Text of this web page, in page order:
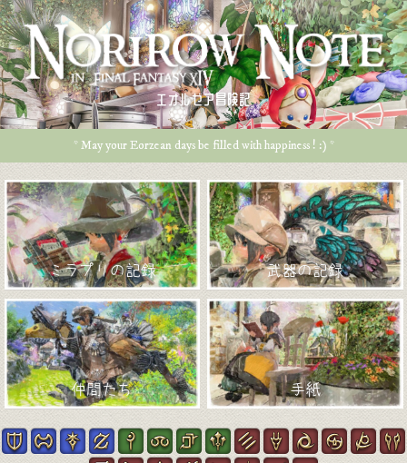
エオルゼア冒険記
* May your Eorzean days be filled with happiness ! :) *
ミラプリの記録 武器の記録
仲間たち 手紙